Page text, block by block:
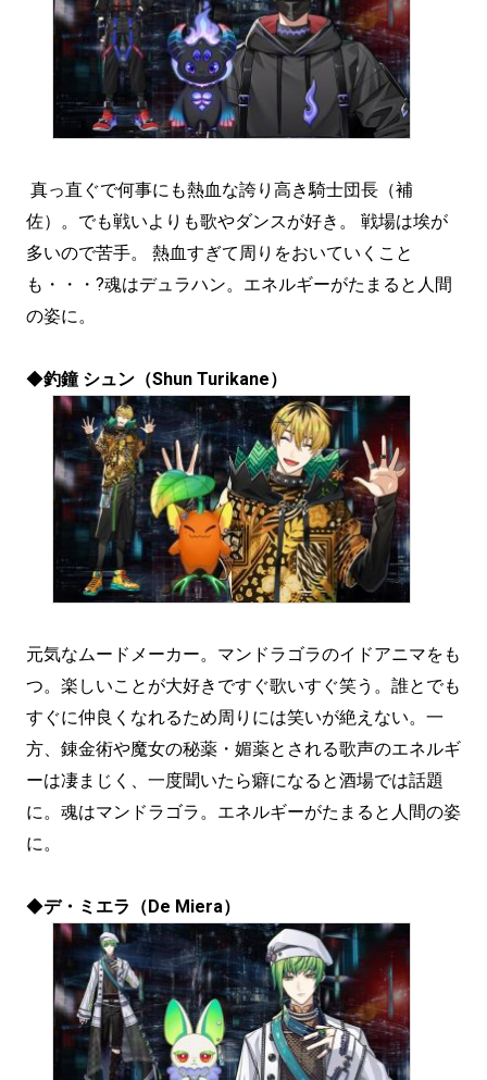
真っ直ぐで何事にも熱血な誇り高き騎士団長（補
佐）。でも戦いよりも歌やダンスが好き。 戦場は埃が
多いので苦手。 熱血すぎて周りをおいていくこと
も・・・?魂はデュラハン。エネルギーがたまると人間
の姿に。
◆釣鐘 シュン（Shun Turikane）
元気なムードメーカー。マンドラゴラのイドアニマをも
つ。楽しいことが大好きですぐ歌いすぐ笑う。誰とでも
すぐに仲良くなれるため周りには笑いが絶えない。一
方、錬金術や魔女の秘薬・媚薬とされる歌声のエネルギ
ーは凄まじく、一度聞いたら癖になると酒場では話題
に。魂はマンドラゴラ。エネルギーがたまると人間の姿
に。
◆デ・ミエラ（De Miera）